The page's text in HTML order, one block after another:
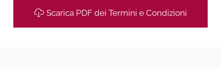
Scarica PDF dei Termini e Condizioni